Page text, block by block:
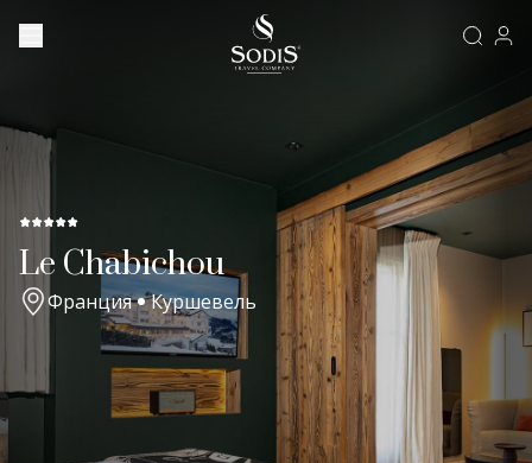
Le Chabichou
Франция Куршевель